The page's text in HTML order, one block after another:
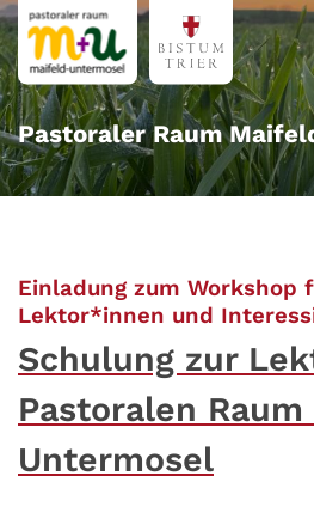
Zum Inhalt springen
Pastoraler Raum
Einladung zum Workshop
Lektor*innen und
Schulung zur
Pastoralen
Untermosel